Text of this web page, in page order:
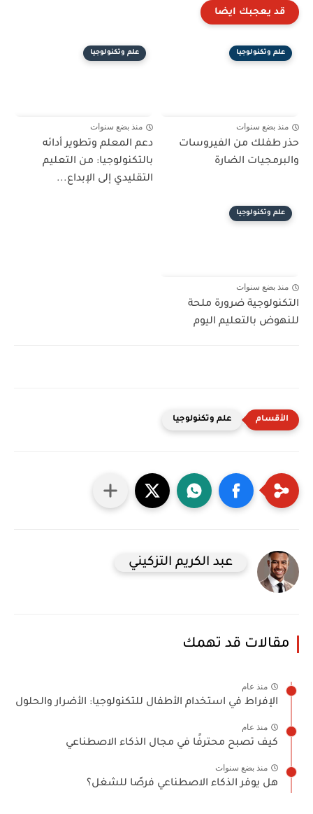
قد يعجبك ايضا
علم وتكنولوجيا
منذ بضع سنوات
حذر طفلك من الفيروسات
والبرمجيات الضارة
علم وتكنولوجيا
منذ بضع سنوات
دعم المعلم وتطوير أدائه
بالتكنولوجيا: من التعليم
التقليدي إلى الإبداع...
علم وتكنولوجيا
منذ بضع سنوات
التكنولوجية ضرورة ملحة
للنهوض بالتعليم اليوم
علم وتكنولوجيا
عبد الكريم التزكيني
مقالات قد تهمك
منذ عام
الإفراط في استخدام الأطفال للتكنولوجيا: الأضرار والحلول
منذ عام
كيف تصبح محترفًا في مجال الذكاء الاصطناعي
منذ بضع سنوات
هل يوفر الذكاء الاصطناعي فرصًا للشغل؟